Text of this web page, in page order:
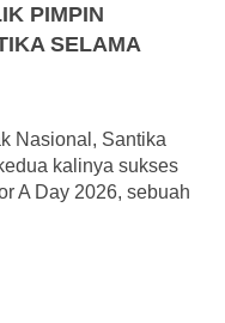
PIMPIN
SELAMA
Nasional, Santika
kalinya sukses
A Day 2026, sebuah